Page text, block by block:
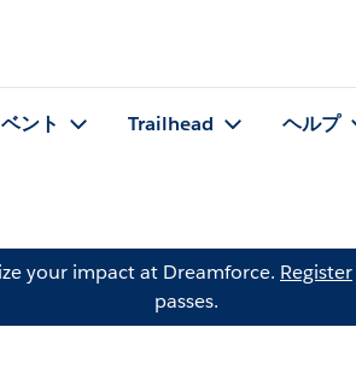
ント Trailhead ヘルプ
your impact at Dreamforce. Register
passes.